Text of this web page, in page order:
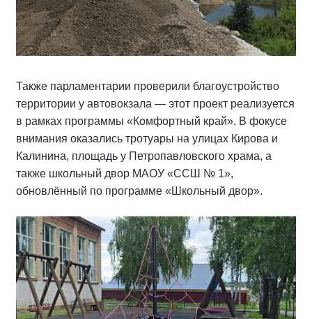
Также парламентарии проверили благоустройство
территории у автовокзала — этот проект реализуется
в рамках программы «Комфортный край». В фокусе
внимания оказались тротуары на улицах Кирова и
Калинина, площадь у Петропавловского храма, а
также школьный двор МАОУ «ССШ № 1»,
обновлённый по программе «Школьный двор».